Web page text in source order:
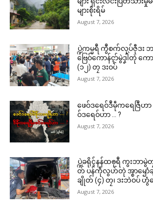
ပရိုၚ်လက္ကရဴအိုတ်
ညးဒါန်လိက်
ကေတ်အဆက်
May 4, 2026
In "လိက်ပရေၚ်"
ရေၚ်ဂီုကၠီုပူဂဵုမာ
အိုၚ်ထဳမန်တအ်
ပ္ဍဲတွဵုရးဍုၚ်မန် ပၞောဝ်ကဵုကောန်
ထံၚ် ဂွံအခေါၚ်ဗၠးဒုဟ် (၁၃၉) တၠ
ဂှ် ကောန်ထံၚ်ပရေၚ်ဍုၚ်ကွာန် ပါ
လုပ် (၁) တၠဟေၚ် PPNM ဟီု
In "ပရိုၚ်"
များစိုးရိမ်
August 7, 2026
ပ္ဍဲကမ္မရဳ ကွဳစက်လုပ်ဇီုဒး
ဗြေဝ်ကောန်ၚာ်မွဲဒၞါဲတုဲ က
(၁၂) တၠ ဒးဝပ်
August 7, 2026
ဖေဝ်ဒရေဝ်ဒဳမဵုကရေဇြဳဟာ
ဝ်ဒရေဝ်ဟာ … ?
August 7, 2026
ပ္ဍဲခရိုၚ်နန်ထၜုရဳ ကွးဘ
တ် ပန်ကဵုလွဟ်တုဲ အ္စာၝောံ
ချိုတ် (၄) တၠ၊ ဒးဘဲဝပ် ဟွံ
August 7, 2026